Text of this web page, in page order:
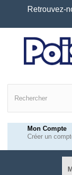
Retrouvez-
Mon Compte
Créer un